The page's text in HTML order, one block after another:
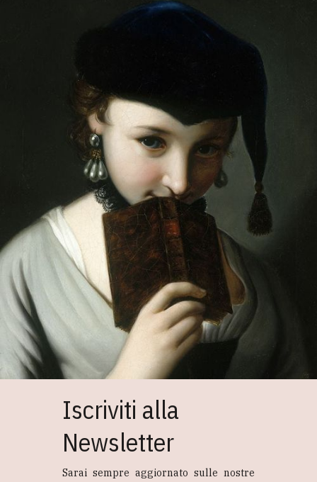
Iscriviti alla
Newsletter
Sarai sempre aggiornato sulle nostre